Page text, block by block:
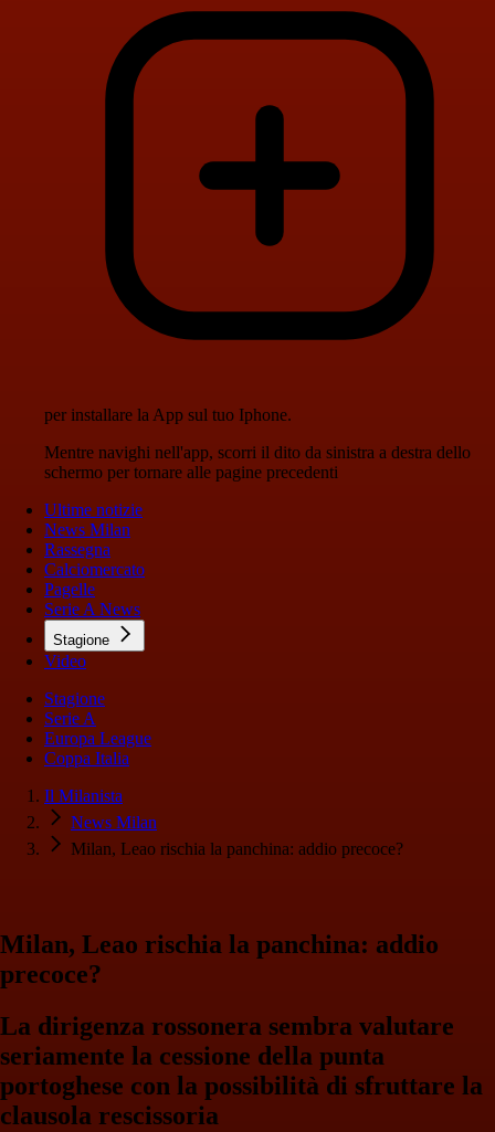
per installare la App sul tuo Iphone.
Mentre navighi nell'app, scorri il dito da sinistra a destra dello
schermo per tornare alle pagine precedenti
Ultime notizie
News Milan
Rassegna
Calciomercato
Pagelle
Serie A News
Stagione
Video
Stagione
Serie A
Europa League
Coppa Italia
Il Milanista
News Milan
Milan, Leao rischia la panchina: addio precoce?
Milan, Leao rischia la panchina: addio
precoce?
La dirigenza rossonera sembra valutare
seriamente la cessione della punta
portoghese con la possibilità di sfruttare la
clausola rescissoria